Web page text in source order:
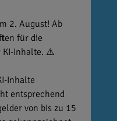
2. August! Ab
für die
KI-Inhalte. ⚠️
Inhalte
entsprechend
von bis zu 15